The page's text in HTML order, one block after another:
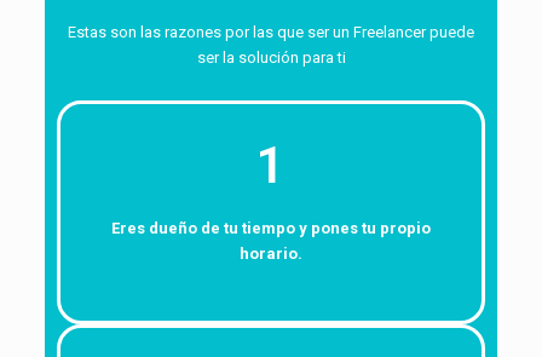
Estas son las razones por las que ser un Freelancer puede
ser la solución para ti
1
Eres dueño de tu tiempo y pones tu propio
horario.